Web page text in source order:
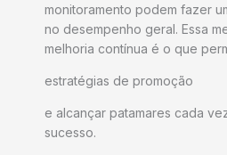
monitoramento podem fazer
no desempenho geral. Essa
melhoria contínua é o que
estratégias de promoção
e alcançar patamares cada
sucesso.